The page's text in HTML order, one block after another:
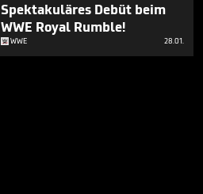
Spektakuläres Debüt beim
WWE Royal Rumble!
WWE 28.01.